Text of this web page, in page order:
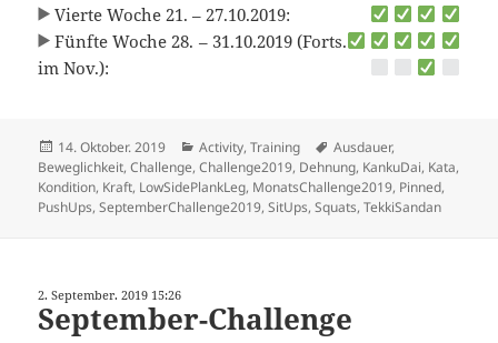
Vierte Woche 21. – 27.10.2019:
Fünfte Woche 28. – 31.10.2019 (Forts.
im Nov.):
Veröffentlicht
am
14. Oktober. 2019 Kategorien
Activity,Training Schlagwörter
Ausdauer,
Beweglichkeit,Challenge,Challenge2019, Dehnung, KankuDai, Kata,
Kondition, Kraft, LowSidePlankLeg, MonatsChallenge2019, Pinned,
PushUps,SeptemberChallenge2019,SitUps,Squats,TekkiSandan
2. September. 2019 15:26
September-Challenge